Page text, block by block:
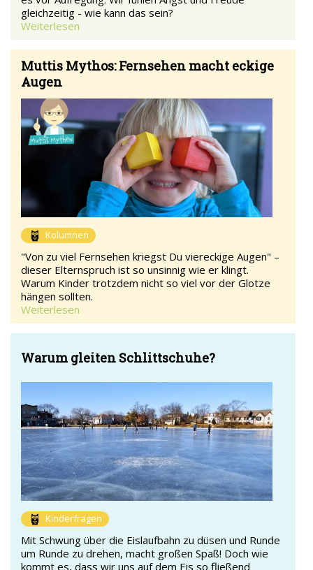
gleichzeitig - wie kann das sein?
Weiterlesen
Muttis Mythos: Fernsehen macht eckige
Augen
Kolumnen
"Von zu viel Fernsehen kriegst Du viereckige Augen" –
dieser Elternspruch ist so unsinnig wie er klingt.
Warum Kinder trotzdem nicht so viel vor der Glotze
hängen sollten.
Weiterlesen
Warum gleiten Schlittschuhe?
Kinderfragen
Mit Schwung über die Eislaufbahn zu düsen und Runde
um Runde zu drehen, macht großen Spaß! Doch wie
kommt es, dass wir uns auf dem Eis so fließend